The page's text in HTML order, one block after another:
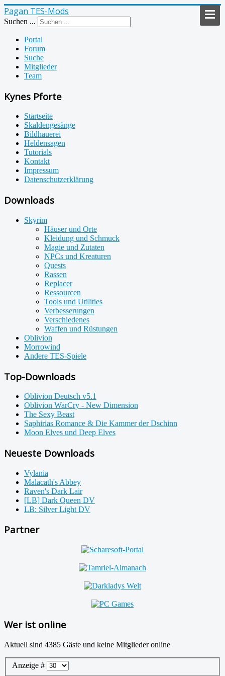
Pagan TES-Mods
Suchen ...
Portal
Forum
Suche
Mitglieder
Team
Kynes Pforte
Startseite
Skaldengesänge
Bildhauerei
Heldensagen
Tutorials
Kontakt
Impressum
Datenschutzerklärung
Downloads
Skyrim
Häuser und Orte
Kleidung und Schmuck
Magie und Zutaten
NPCs und Kreaturen
Quests
Rassen
Replacer
Ressourcen
Tools und Utilities
Verbesserungen
Verschiedenes
Waffen und Rüstungen
Oblivion
Morrowind
Andere TES-Spiele
Top-Downloads
Oblivion Deutsch v5.1
Oblivion WarCry - New Dimension
The Sexy Beast
Saphirias Romance & Die Kammer der Dschinn
Moon Elves und Deep Elves
Neueste Downloads
Vylania
Malacath's Abbey
Raven's Dark Lair
[LB] Dark Queen DV
LB: Silver Light DV
Partner
Wer ist online
Aktuell sind 4385 Gäste und keine Mitglieder online
Anzeige #